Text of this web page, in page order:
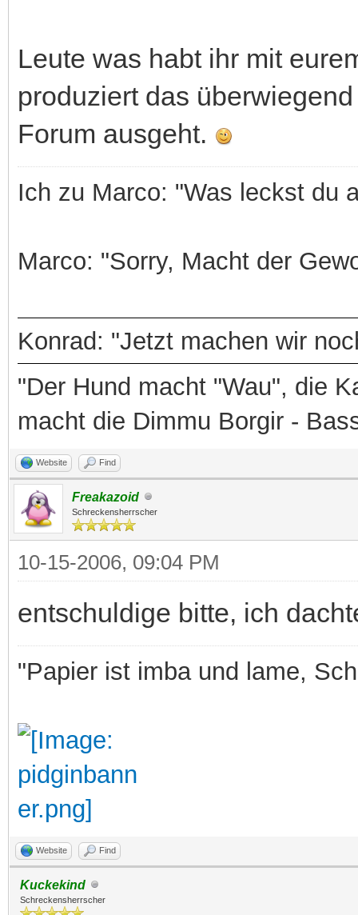
Leute was habt ihr mit
produziert das
Forum ausgeht.
Ich zu Marco: "Was leckst du
Marco: "Sorry, Macht der
Konrad: "Jetzt machen wir
"Der Hund macht "Wau", die
macht die Dimmu Borgir -
Website Find
Freakazoid
Schreckensherrscher
10-15-2006, 09:04 PM
entschuldige bitte, ich
"Papier ist imba und lame,
Website Find
Kuckekind
Schreckensherrscher